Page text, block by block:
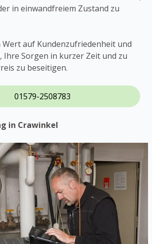
in einwandfreiem Zustand zu
auf Kundenzufriedenheit und
Ihre Sorgen in kurzer Zeit und zu
zu beseitigen.
01579-2508783
in Crawinkel